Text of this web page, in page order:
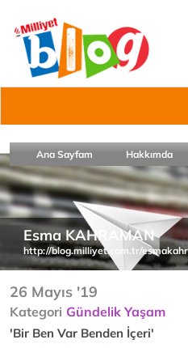
Ana Sayfam Hakkımda
Esma KAHRAMAN
http://blog.milliyet.com.tr/
26 Mayıs '19
Kategori Gündelik Yaşam
'Bir Ben Var Benden İçeri'